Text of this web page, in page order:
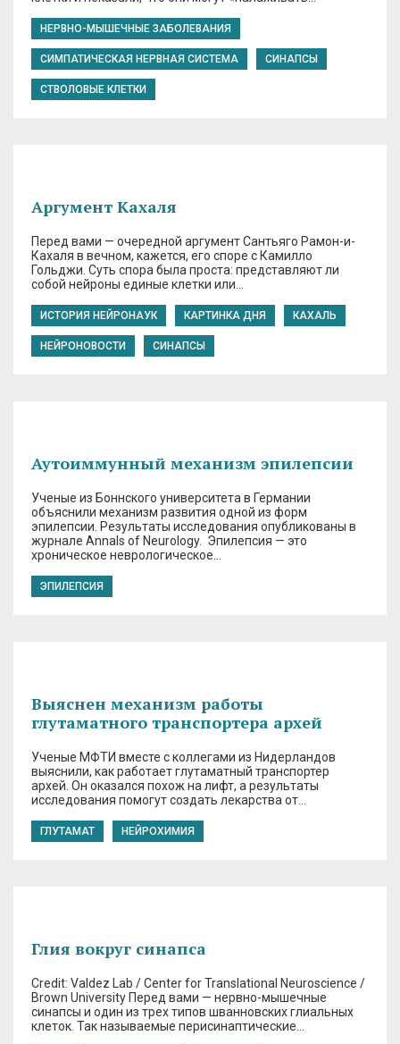
НЕРВНО-МЫШЕЧНЫЕ ЗАБОЛЕВАНИЯ
СИМПАТИЧЕСКАЯ НЕРВНАЯ СИСТЕМА СИНАПСЫ
СТВОЛОВЫЕ КЛЕТКИ
Аргумент Кахаля
Перед вами — очередной аргумент Сантьяго Рамон-и-
Кахаля в вечном, кажется, его споре с Камилло
Гольджи. Суть спора была проста: представляют ли
собой нейроны единые клетки или…
ИСТОРИЯ НЕЙРОНАУК КАРТИНКА ДНЯ КАХАЛЬ
НЕЙРОНОВОСТИ СИНАПСЫ
Аутоиммунный механизм эпилепсии
Ученые из Боннского университета в Германии
объяснили механизм развития одной из форм
эпилепсии. Результаты исследования опубликованы в
журнале Annals of Neurology. Эпилепсия — это
хроническое неврологическое…
ЭПИЛЕПСИЯ
Выяснен механизм работы
глутаматного транспортера архей
Ученые МФТИ вместе с коллегами из Нидерландов
выяснили, как работает глутаматный транспортер
архей. Он оказался похож на лифт, а результаты
исследования помогут создать лекарства от…
ГЛУТАМАТ НЕЙРОХИМИЯ
Глия вокруг синапса
Credit: Valdez Lab / Center for Translational Neuroscience /
Brown University Перед вами — нервно-мышечные
синапсы и один из трех типов шванновских глиальных
клеток. Так называемые перисинаптические…